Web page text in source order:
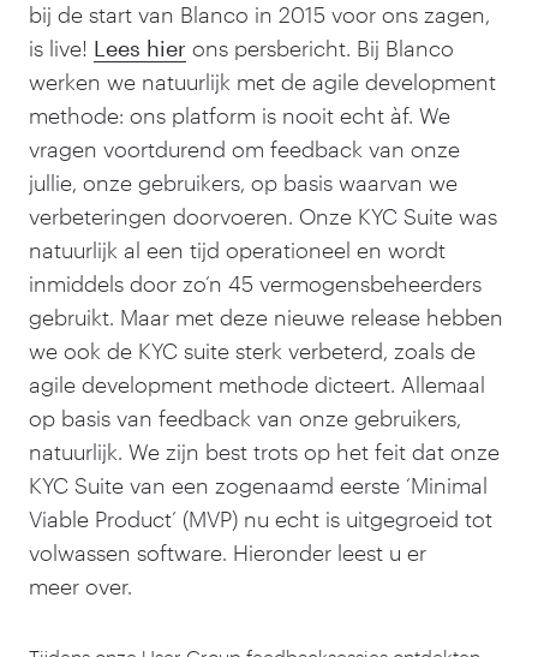
bij de start van Blanco in 2015 voor ons zagen,
is live! Lees hier ons persbericht. Bij Blanco
werken we natuurlijk met de agile development
methode: ons platform is nooit echt àf. We
vragen voortdurend om feedback van onze
jullie, onze gebruikers, op basis waarvan we
verbeteringen doorvoeren. Onze KYC Suite was
natuurlijk al een tijd operationeel en wordt
inmiddels door zo’n 45 vermogensbeheerders
gebruikt. Maar met deze nieuwe release hebben
we ook de KYC suite sterk verbeterd, zoals de
agile development methode dicteert. Allemaal
op basis van feedback van onze gebruikers,
natuurlijk. We zijn best trots op het feit dat onze
KYC Suite van een zogenaamd eerste ‘Minimal
Viable Product’ (MVP) nu echt is uitgegroeid tot
volwassen software. Hieronder leest u er
meer over.